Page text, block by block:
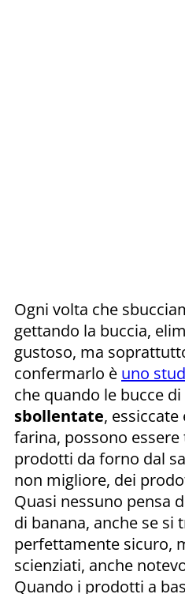
Ogni volta che
gettando la buccia,
gustoso, ma
confermarlo è uno
che quando le bucce di
sbollentate,
farina, possono
prodotti da forno dal
non migliore, dei
Quasi nessuno pensa
di banana, anche se
perfettamente sicuro,
scienziati, anche
Quando i prodotti a